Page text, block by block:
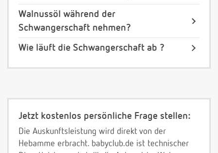
Walnussöl während der
Schwangerschaft nehmen?
Wie läuft die Schwangerschaft ab ?
Jetzt kostenlos persönliche Frage stellen:
Die Auskunftsleistung wird direkt von der
Hebamme erbracht. babyclub.de ist technischer